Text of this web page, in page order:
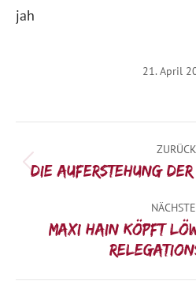
jah
21. April
ZURÜCK
Die Auferstehung
Maxi Hain köpft